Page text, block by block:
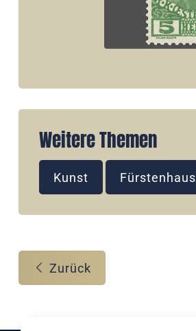
Weitere Themen
Kunst Fürstenhaus
Zurück